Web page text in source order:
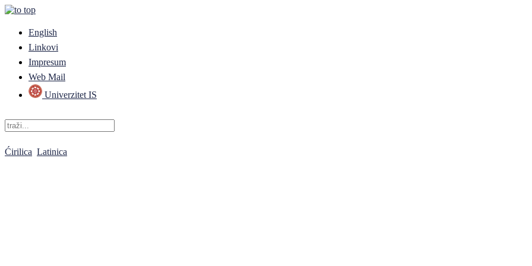
English
Linkovi
Impresum
Web Mail
Univerzitet IS
Ćirilica Latinica